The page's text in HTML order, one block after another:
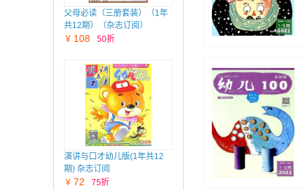
父母必读（三册套装）（1年
共12期）（杂志订阅）
￥ 108 50折
演讲与口才幼儿版(1年共12
期) 杂志订阅
￥ 72 75折